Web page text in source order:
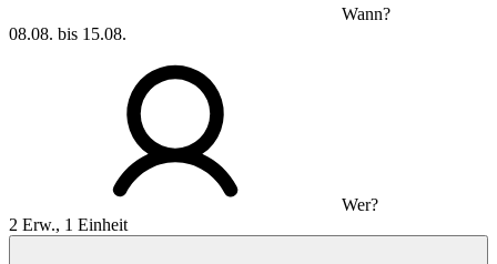
Wann?
08.08. bis 15.08.
Wer?
2 Erw., 1 Einheit